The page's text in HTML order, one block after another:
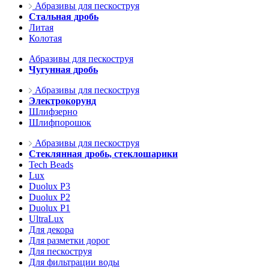
Абразивы для пескоструя
Стальная дробь
Литая
Колотая
Абразивы для пескоструя
Чугунная дробь
Абразивы для пескоструя
Электрокорунд
Шлифзерно
Шлифпорошок
Абразивы для пескоструя
Стеклянная дробь, стеклошарики
Tech Beads
Lux
Duolux P3
Duolux P2
Duolux P1
UltraLux
Для декора
Для разметки дорог
Для пескоструя
Для фильтрации воды